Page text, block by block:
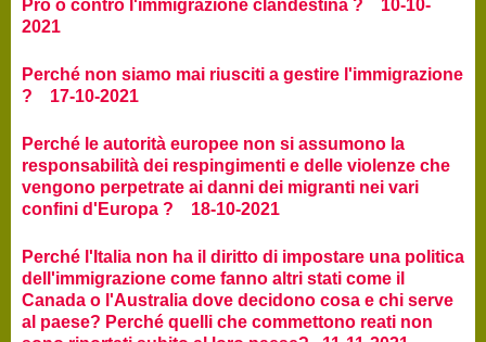
Pro o contro l'immigrazione clandestina ? 10-10-
2021
Perché non siamo mai riusciti a gestire l'immigrazione
? 17-10-2021
Perché le autorità europee non si assumono la
responsabilità dei respingimenti e delle violenze che
vengono perpetrate ai danni dei migranti nei vari
confini d'Europa ? 18-10-2021
Perché l'Italia non ha il diritto di impostare una politica
dell'immigrazione come fanno altri stati come il
Canada o l'Australia dove decidono cosa e chi serve
al paese? Perché quelli che commettono reati non